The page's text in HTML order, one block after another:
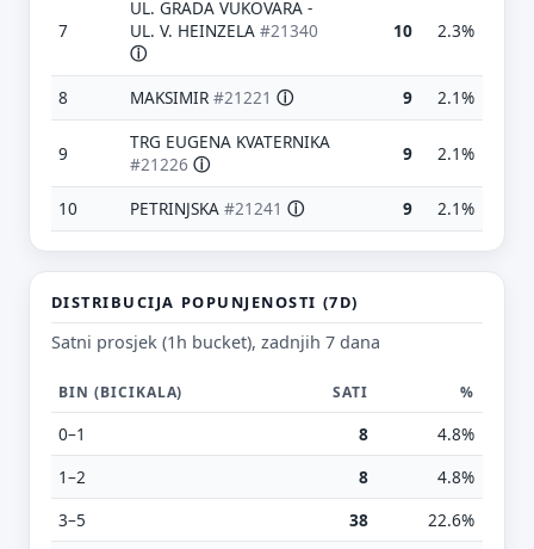
7
UL. GRADA VUKOVARA -
UL. V. HEINZELA #21340
ⓘ
10 2.3%
8 MAKSIMIR #21221 ⓘ 9 2.1%
9
TRG EUGENA KVATERNIKA
#21226 ⓘ 9 2.1%
10 PETRINJSKA #21241 ⓘ 9 2.1%
DISTRIBUCIJA POPUNJENOSTI (7D)
Satni prosjek (1h bucket), zadnjih 7 dana
BIN (BICIKALA) SATI %
0–1 8
4.8%
1–2
8
4.8%
3–5
38
22.6%
Predloži poboljšanje ove stranice
Što bi ti ovdje bilo korisno? Koje pitanje želiš da ova
stranica može odgovoriti? (npr. “kada je
najpraznije?”, “što znači ovaj skok?”, “što još
usporediti?”)
Vrsta poruke
Povratna informacija
Prijava problema
Tvoj prijedlog